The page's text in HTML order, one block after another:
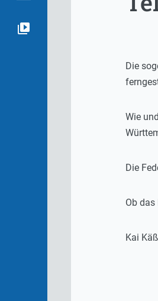
Die
Wie
Die
Ob
Kai